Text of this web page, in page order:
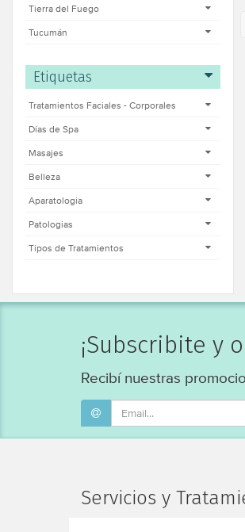
Tierra del Fuego
Tucumán
Etiquetas
Tratamientos Faciales - Corporales
Días de Spa
Masajes
Belleza
Aparatologia
Patologias
Tipos de Tratamientos
¡Subscribite y
Recibí nuestras
Servicios y